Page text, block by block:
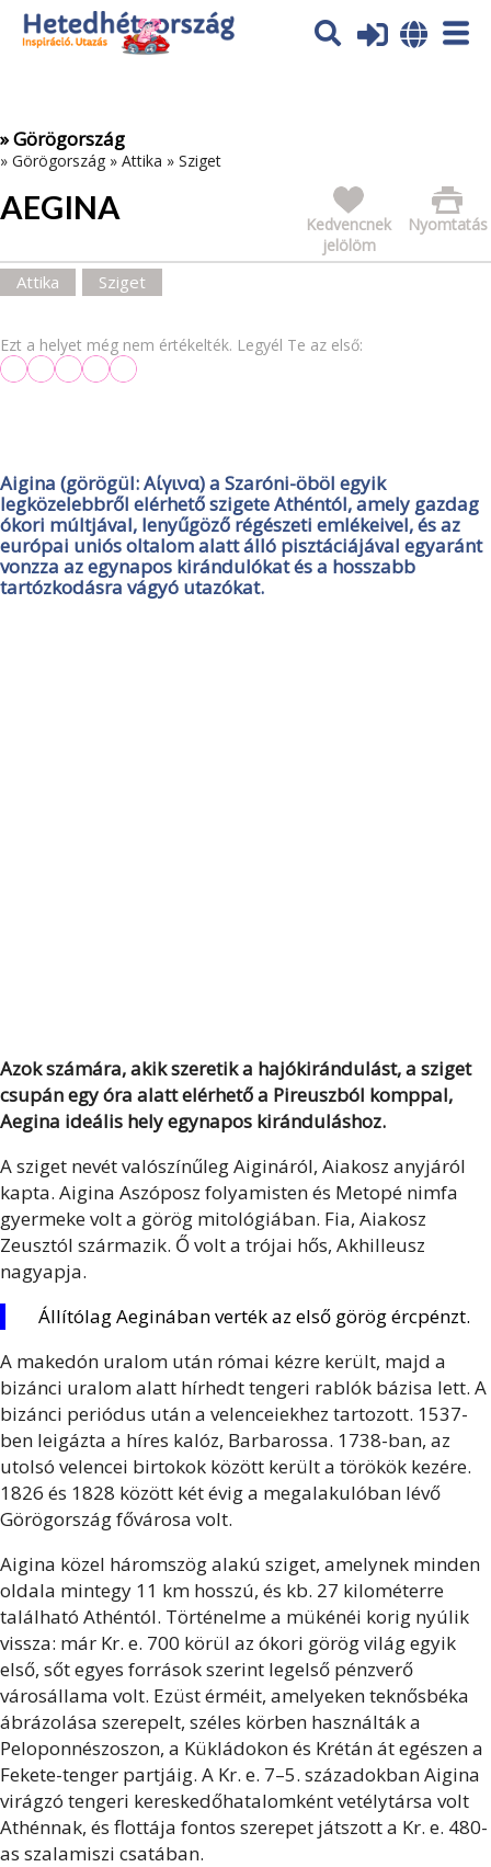
Az oldal sütiket (cookies) használ. További tájékoztatás itt:
Adatvédelmi tájékoztató
» Görögország
» Görögország » Attika » Sziget
AEGINA Nyomtatás
Kedvencnek
jelölöm
Attika Sziget
Ezt a helyet még nem értékelték. Legyél Te az első:
Aigina (görögül: Αίγινα) a Szaróni-öböl egyik
legközelebbről elérhető szigete Athéntól, amely gazdag
ókori múltjával, lenyűgöző régészeti emlékeivel, és az
európai uniós oltalom alatt álló pisztáciájával egyaránt
vonzza az egynapos kirándulókat és a hosszabb
tartózkodásra vágyó utazókat.
Azok számára, akik szeretik a hajókirándulást, a sziget
csupán egy óra alatt elérhető a Pireuszból komppal,
Aegina ideális hely egynapos kiránduláshoz.
A sziget nevét valószínűleg Aigináról, Aiakosz anyjáról
kapta. Aigina Aszóposz folyamisten és Metopé nimfa
gyermeke volt a görög mitológiában. Fia, Aiakosz
Zeusztól származik. Ő volt a trójai hős, Akhilleusz
nagyapja.
Állítólag Aeginában verték az első görög ércpénzt.
A makedón uralom után római kézre került, majd a
bizánci uralom alatt hírhedt tengeri rablók bázisa lett. A
bizánci periódus után a velenceiekhez tartozott. 1537-
ben leigázta a híres kalóz, Barbarossa. 1738-ban, az
utolsó velencei birtokok között került a törökök kezére.
1826 és 1828 között két évig a megalakulóban lévő
Görögország fővárosa volt.
Aigina közel háromszög alakú sziget, amelynek minden
oldala mintegy 11 km hosszú, és kb. 27 kilométerre
található Athéntól. Történelme a mükénéi korig nyúlik
vissza: már Kr. e. 700 körül az ókori görög világ egyik
első, sőt egyes források szerint legelső pénzverő
városállama volt. Ezüst érméit, amelyeken teknősbéka
ábrázolása szerepelt, széles körben használták a
Peloponnészoszon, a Kükládokon és Krétán át egészen a
Fekete-tenger partjáig. A Kr. e. 7–5. századokban Aigina
virágzó tengeri kereskedőhatalomként vetélytársa volt
Athénnak, és flottája fontos szerepet játszott a Kr. e. 480-
as szalamiszi csatában.